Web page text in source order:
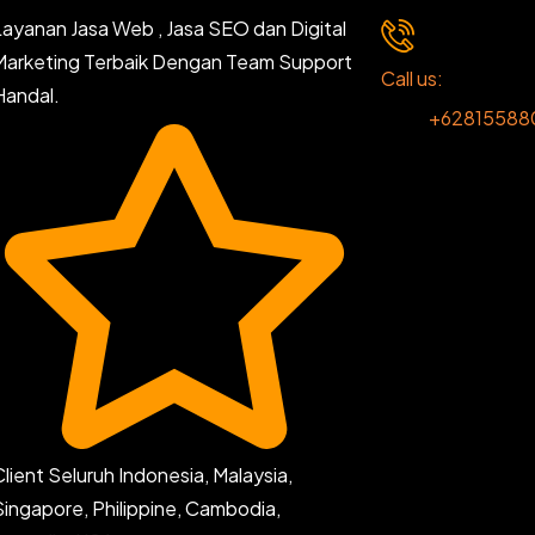
Jasa Web , Jasa SEO dan Digital
Terbaik Dengan Team Support
Seluruh Indonesia, Malaysia,
Philippine, Cambodia,
Call us: